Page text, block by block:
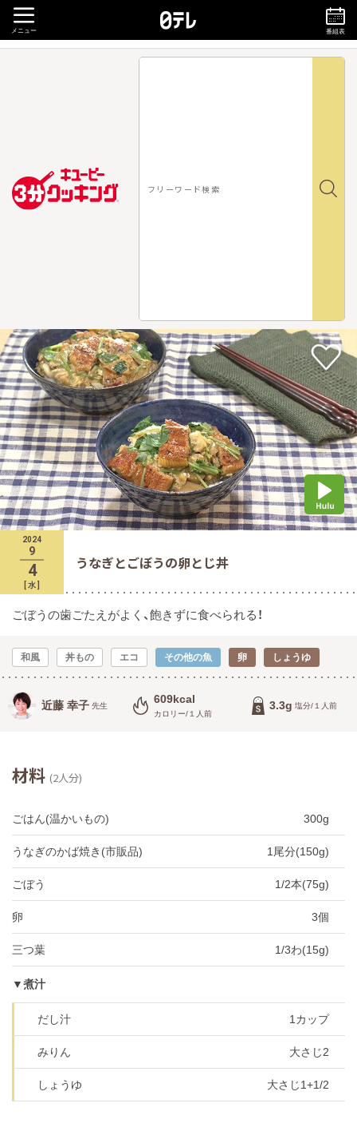
メニュー 番組表
2024
9
4
水
うなぎとごぼうの卵とじ丼
ごぼうの歯ごたえがよく、飽きずに食べられる！
和風 丼もの エコ その他の魚 卵 しょうゆ
近藤 幸子 先生 609kcal
カロリー/１人前
3.3g 塩分/１人前
材料 (2人分)
ごはん(温かいもの) 300g
うなぎのかば焼き(市販品) 1尾分(150g)
ごぼう 1/2本(75g)
卵 3個
三つ葉 1/3わ(15g)
▼煮汁
だし汁 1カップ
みりん 大さじ2
しょうゆ 大さじ1+1/2